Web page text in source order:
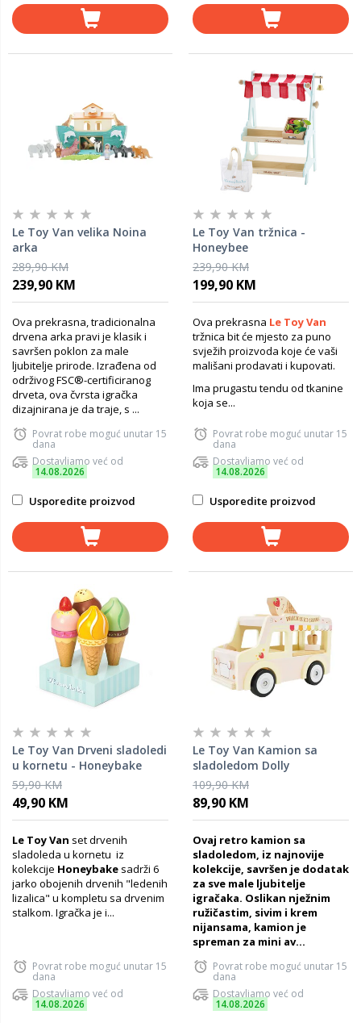
Le Toy Van velika Noina
arka
289,90 KM
239,90 KM
Ova prekrasna, tradicionalna
drvena arka pravi je klasik i
savršen poklon za male
ljubitelje prirode. Izrađena od
održivog FSC®-certificiranog
drveta, ova čvrsta igračka
dizajnirana je da traje, s ...
Povrat robe moguć unutar 15
dana
Dostavljamo već od
14.08.2026
Usporedite proizvod
Le Toy Van tržnica -
Honeybee
239,90 KM
199,90 KM
Ova prekrasna Le Toy Van
tržnica bit će mjesto za puno
svježih proizvoda koje će vaši
mališani prodavati i kupovati.
Ima prugastu tendu od tkanine
koja se...
Povrat robe moguć unutar 15
dana
Dostavljamo već od
14.08.2026
Usporedite proizvod
Le Toy Van Drveni sladoledi
u kornetu - Honeybake
59,90 KM
49,90 KM
Le Toy Van set drvenih
sladoleda u kornetu iz
kolekcije Honeybake sadrži 6
jarko obojenih drvenih "ledenih
lizalica" u kompletu sa drvenim
stalkom. Igračka je i...
Povrat robe moguć unutar 15
dana
Dostavljamo već od
14.08.2026
Le Toy Van Kamion sa
sladoledom Dolly
109,90 KM
89,90 KM
Ovaj retro kamion sa
sladoledom, iz najnovije
kolekcije, savršen je dodatak
za sve male ljubitelje
igračaka. Oslikan nježnim
ružičastim, sivim i krem
nijansama, kamion je
spreman za mini av...
Povrat robe moguć unutar 15
dana
Dostavljamo već od
14.08.2026